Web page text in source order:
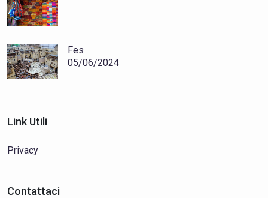
Fes
05/06/2024
Link Utili
Privacy
Contattaci